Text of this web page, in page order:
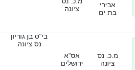
אבירי
בת ים
ציונה
מ.כ. נס
ציונה
אס"א
ירושלים
בי"ס בן גוריון
נס ציונה